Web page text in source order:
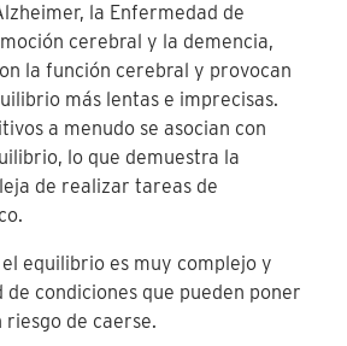
la Enfermedad de
cerebral y la demencia,
la función cerebral y provocan
más lentas e imprecisas.
a menudo se asocian con
lo que demuestra la
de realizar tareas de
equilibrio es muy complejo y
de condiciones que pueden poner
riesgo de caerse.